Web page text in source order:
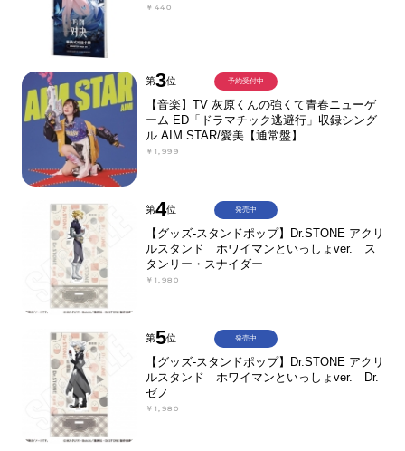
￥440
第3位
【音楽】TV 灰原くんの強くて青春ニューゲ
ーム ED「ドラマチック逃避行」収録シング
ル AIM STAR/愛美【通常盤】
￥1,999
予約受付中
第4位
【グッズ-スタンドポップ】Dr.STONE アクリ
ルスタンド ホワイマンといっしょver. ス
タンリー・スナイダー
￥1,980
発売中
第5位
【グッズ-スタンドポップ】Dr.STONE アクリ
ルスタンド ホワイマンといっしょver. Dr.
ゼノ
￥1,980
発売中